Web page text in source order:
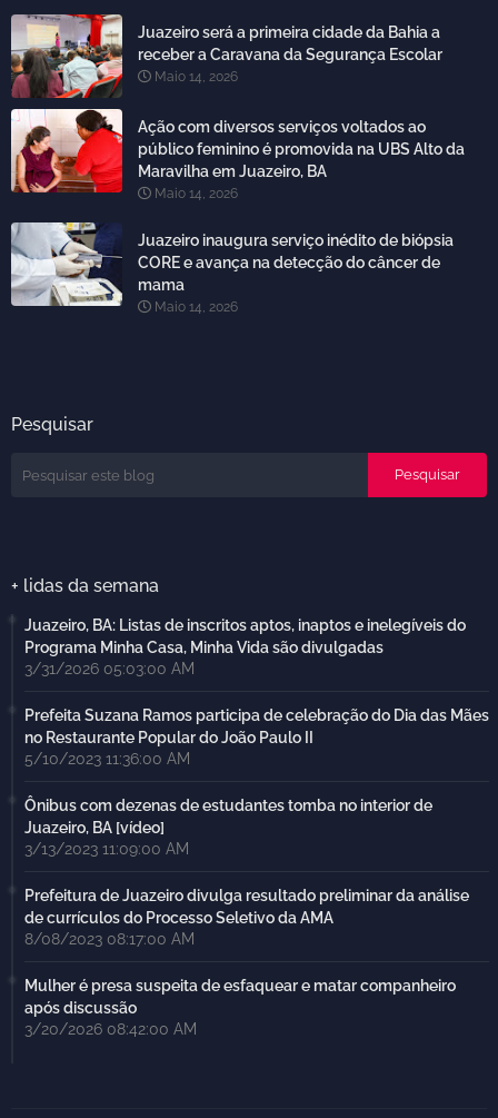
Juazeiro será a primeira cidade da Bahia a
receber a Caravana da Segurança Escolar
Maio 14, 2026
Ação com diversos serviços voltados ao
público feminino é promovida na UBS Alto da
Maravilha em Juazeiro, BA
Maio 14, 2026
Juazeiro inaugura serviço inédito de biópsia
CORE e avança na detecção do câncer de
mama
Maio 14, 2026
Pesquisar
+ lidas da semana
Juazeiro, BA: Listas de inscritos aptos, inaptos e inelegíveis do
Programa Minha Casa, Minha Vida são divulgadas
3/31/2026 05:03:00 AM
Prefeita Suzana Ramos participa de celebração do Dia das Mães
no Restaurante Popular do João Paulo II
5/10/2023 11:36:00 AM
Ônibus com dezenas de estudantes tomba no interior de
Juazeiro, BA [vídeo]
3/13/2023 11:09:00 AM
Prefeitura de Juazeiro divulga resultado preliminar da análise
de currículos do Processo Seletivo da AMA
8/08/2023 08:17:00 AM
Mulher é presa suspeita de esfaquear e matar companheiro
após discussão
3/20/2026 08:42:00 AM